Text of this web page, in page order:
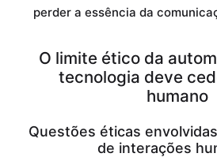
perder a essência da
O limite ético da
tecnologia deve
humano
Questões éticas
de interações